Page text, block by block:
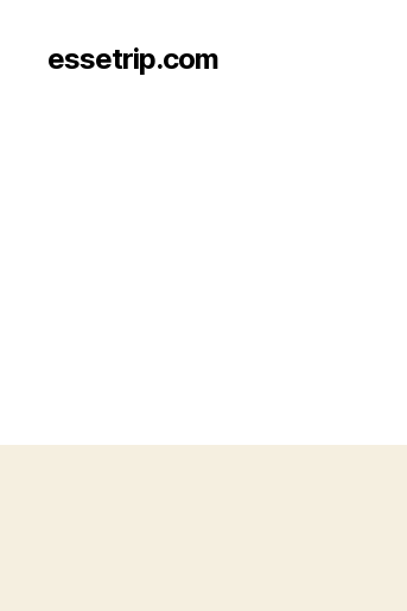
essetrip.com